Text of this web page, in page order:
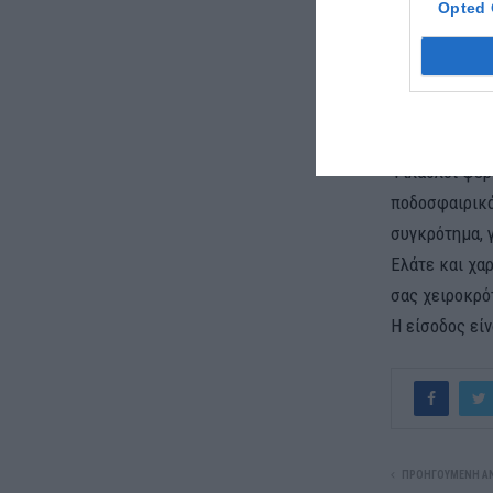
Opted
Σήμερα η
Σκούφος,
Φίλαθλοι
συγκρότημα,
Ελάτε και
σας
Η είσοδος
ΠΡΟΗΓΟΎΜΕΝΗ